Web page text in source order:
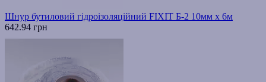
Шнур бутиловий гідроізоляційний FIXIT Б-2 10мм х 6м
642.94 грн